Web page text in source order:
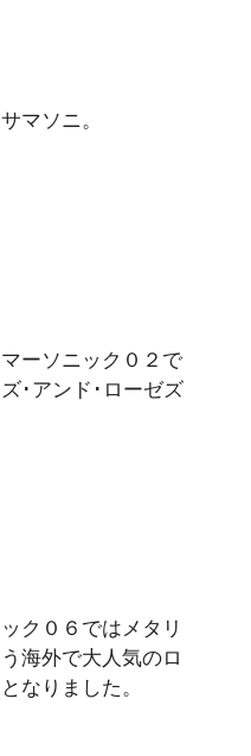
マソニ。
ーソニック０２で
･アンド･ローゼズ
ク０６ではメタリ
海外で大人気のロ
なりました。